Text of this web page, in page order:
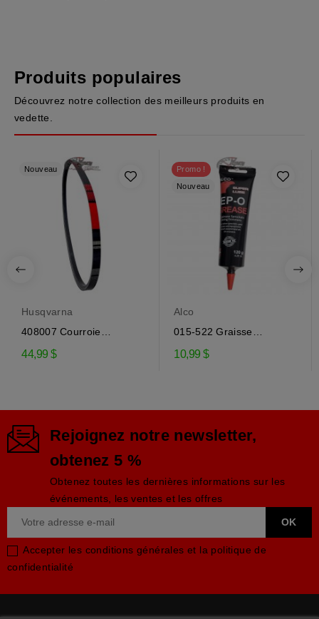
Produits populaires
Découvrez notre collection des meilleurs produits en
vedette.
Nouveau
Husqvarna
408007 Courroie
d'entraînement de la...
44,99 $
Promo !
Nouveau
Alco
015-522 Graisse
engrenage EP-0 pour...
10,99 $
Rejoignez notre newsletter,
obtenez 5 %
Obtenez toutes les dernières informations sur les
événements, les ventes et les offres
Accepter les conditions générales et la politique de
confidentialité